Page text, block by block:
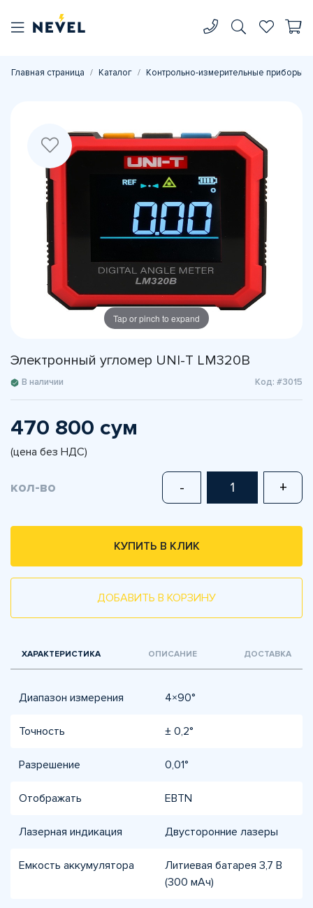
Главная страница Каталог Контрольно-измерительные приборы
Tap or pinch to expand
Электронный угломер UNI-T LM320B
В наличии Код: #3015
470 800 сум
(цена без НДС)
кол-во - +
КУПИТЬ В КЛИК
ДОБАВИТЬ В КОРЗИНУ
ХАРАКТЕРИСТИКА ОПИСАНИЕ ДОСТАВКА
Диапазон измерения 4×90°
Точность ± 0,2°
Разрешение 0,01°
Отображать EBTN
Лазерная индикация Двусторонние лазеры
Емкость аккумулятора
Литиевая батарея 3,7 В
(300 мАч)